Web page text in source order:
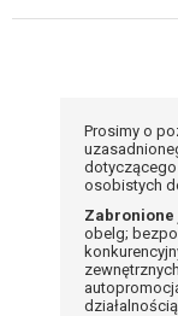
Prosimy o
dotyczącego
osobistych
Zabronione
obelg;